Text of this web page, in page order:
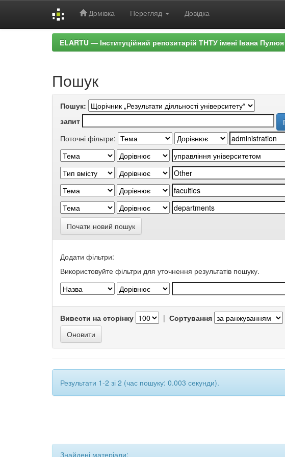
Домівка Перегляд Довідка
ELARTU — Інституційний репозитарій ТНТУ імені Івана Пулюя
Пошук
Пошук:
запит
Поточні фільтри:
Почати новий пошук
Додати фільтри:
Використовуйте фільтри для уточнення результатів пошуку.
Вивести на сторінку | Сортування
Результати 1-2 зі 2 (час пошуку: 0.003 секунди).
Знайдені матеріали: